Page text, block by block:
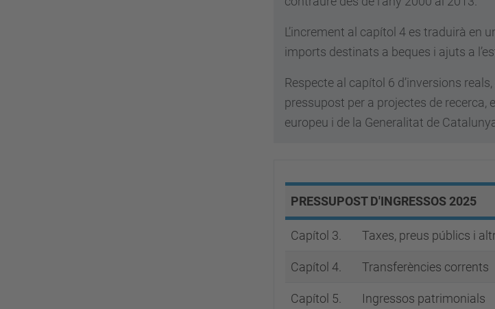
L’increment al capítol 4 es traduirà en
imports destinats a beques i ajuts a
Respecte al capítol 6 d’inversions
pressupost per a projectes de
europeu i de la Generalitat de
PRESSUPOST D'INGRESSOS 2025
Capítol 3. Taxes, preus públics i
Capítol 4. Transferències corrents
Capítol 5. Ingressos patrimonials